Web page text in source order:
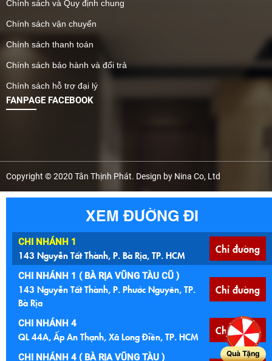
Chính sách và Quy định chung
Chính sách vận chuyển
Chính sách thanh toán
Chính sách bảo hành và đổi trả
Chính sách hỗ trợ đại lý
FANPAGE FACEBOOK
Copyright © 2020 Tân Thịnh Phát. Design by Nina Co, Ltd
XEM ĐƯỜNG ĐI
CHI NHÁNH 1
143 Nguyễn Tất Thành, P. Bà Rịa, TP. HCM Chỉ đường
CHI NHÁNH 1 ( BÀ RỊA VŨNG TÀU CŨ )
143 Nguyễn Tất Thành, P. Phước Nguyên, TP.
Bà Rịa
Chỉ đường
CHI NHÁNH 4
QL 44A, Ấp An Thạnh, Xã Long Điền, TP. HCM Chỉ đường
CHI NHÁNH 4 ( BÀ RỊA VŨNG TÀU ) Quà Tặng